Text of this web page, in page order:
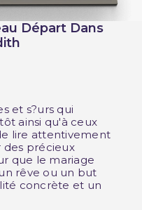
Départ Dans
et s?urs qui
ainsi qu'à ceux
lire attentivement
précieux
que le mariage
rêve ou un but
concrète et un